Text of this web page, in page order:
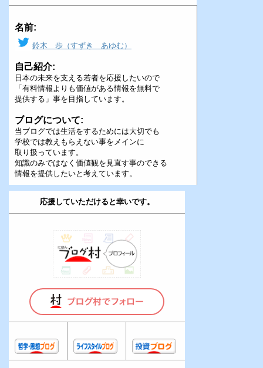
名前:
鈴木 歩（すずき あゆむ）
自己紹介:
日本の未来を支える若者を応援したいので
「有料情報よりも価値がある情報を無料で
提供する」事を目指しています。
ブログについて:
当ブログでは生活をするためには大切でも
学校では教えもらえない事をメインに
取り扱っています。
知識のみではなく価値観を見直す事のできる
情報を提供したいと考えています。
応援していただけると幸いです。